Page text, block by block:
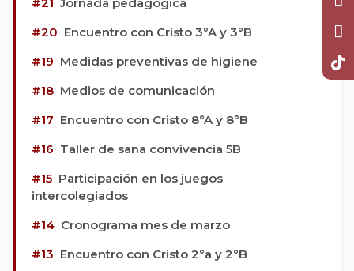
#20 Encuentro con Cristo 3°A y 3°B
#19 Medidas preventivas de higiene
#18 Medios de comunicación
#17 Encuentro con Cristo 8°A y 8°B
#16 Taller de sana convivencia 5B
#15 Participación en los juegos
intercolegiados
#14 Cronograma mes de marzo
#13 Encuentro con Cristo 2°a y 2°B